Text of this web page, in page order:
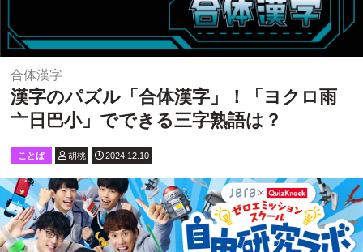
合体漢字
漢字のパズル「合体漢字」！「ヨクロ雨
亠日巴小」でできる三字熟語は？
ことば 胡桃 2024.12.10